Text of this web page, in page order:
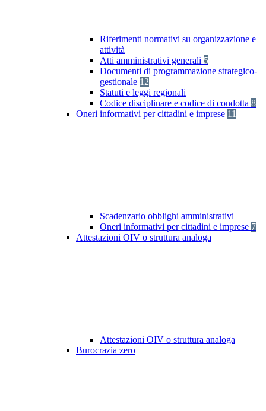
Riferimenti normativi su organizzazione e
attività
Atti amministrativi generali 5
Documenti di programmazione strategico-
gestionale 12
Statuti e leggi regionali
Codice disciplinare e codice di condotta 8
Oneri informativi per cittadini e imprese 11
Scadenzario obblighi amministrativi
Oneri informativi per cittadini e imprese 7
Attestazioni OIV o struttura analoga
Attestazioni OIV o struttura analoga
Burocrazia zero